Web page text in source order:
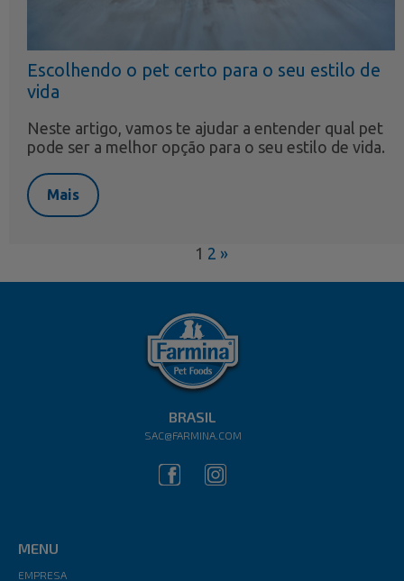
Escolhendo o pet certo para o seu estilo de
vida
Neste artigo, vamos te ajudar a entender qual pet
pode ser a melhor opção para o seu estilo de vida.
Mais
1 2 »
BRASIL
SAC@FARMINA.COM
MENU
EMPRESA